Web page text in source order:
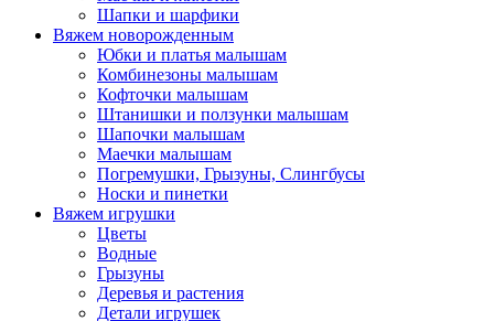
Шапки и шарфики
Вяжем новорожденным
Юбки и платья малышам
Комбинезоны малышам
Кофточки малышам
Штанишки и ползунки малышам
Шапочки малышам
Маечки малышам
Погремушки, Грызуны, Слингбусы
Носки и пинетки
Вяжем игрушки
Цветы
Водные
Грызуны
Деревья и растения
Детали игрушек